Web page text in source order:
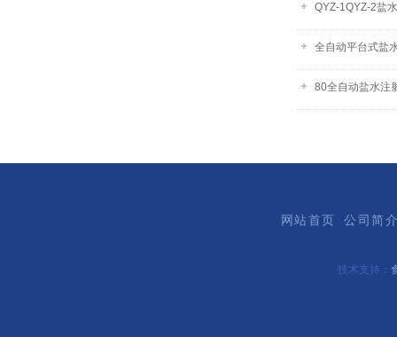
QYZ-1QYZ-2盐
全自动平台式盐
80全自动盐水注
网站首页 公司简
技术支持：